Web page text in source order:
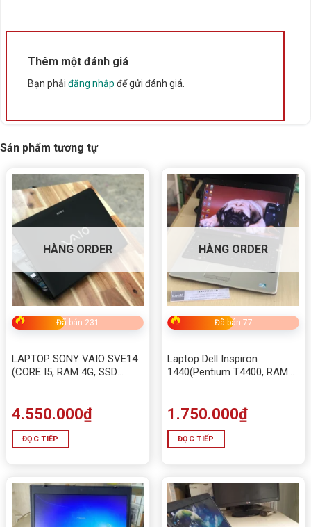
Xuất xứ Trung Quốc
Thêm một đánh giá
Bạn phải đăng nhập để gửi đánh giá.
Sản phẩm tương tự
HÀNG ORDER
Đã bán 231
LAPTOP SONY VAIO SVE14
(CORE I5, RAM 4G, SSD
4.550.000₫
ĐỌC TIẾP
HÀNG ORDER
Đã bán 77
Laptop Dell Inspiron
1440(Pentium T4400, RAM
1.750.000₫
ĐỌC TIẾP